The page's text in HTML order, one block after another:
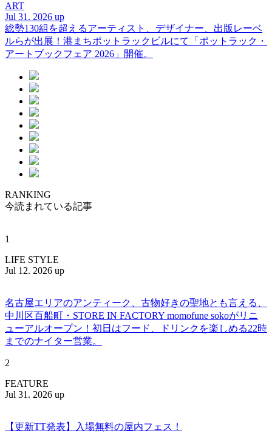
ART
Jul 31. 2026 up
総勢130組を超えるアーティスト、デザイナー、出版レーベ
ルらが出展！港まちポットラックビルにて「ポットラック・
アートブックフェア 2026」開催。
RANKING
今読まれている記事
1
LIFE STYLE
Jul 12. 2026 up
名古屋エリアのアンティーク、古物好きの聖地とも言える、
中川区百船町・STORE IN FACTORY momofune sokoがリニ
ューアルオープン！初日はフード、ドリンクを楽しめる22時
までのナイター営業。
2
FEATURE
Jul 31. 2026 up
【更新TT発表】入場無料の屋内フェス！